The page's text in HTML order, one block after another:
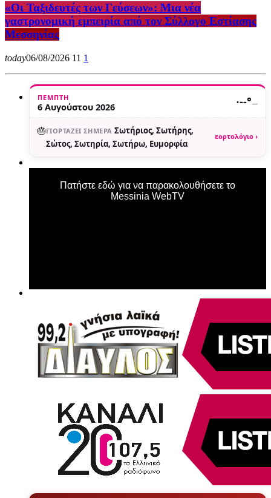
«Οι Ταξιδευτές των Γεύσεων»: Μια νέα
γαστρονομική εμπειρία από τον Σύλλογο Εστίασης
Μεσσηνίας
today06/08/2026 11 1
ΠΈΜΠΤΗ
6 Αυγούστου 2026 ·--°—
🎂ΓΙΟΡΤΆΖΕΙ ΣΉΜΕΡΑ Σωτήριος, Σωτήρης,
Σώτος, Σωτηρία, Σωτήρω, Ευμορφία
εορτολόγιο ›
Πατήστε εδώ για να παρακολουθήσετε το
Messinia WebTV